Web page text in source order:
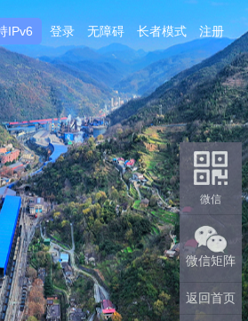
IPv6 登录 无障碍 长者模式 注册
微信
微信矩阵
返回首页